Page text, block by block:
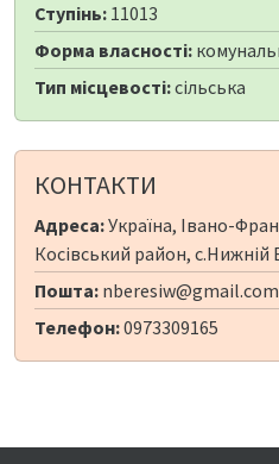
Ступінь: 11013
Форма власності:
Тип місцевості:сільська
КОНТАКТИ
Адреса:Україна, Івано-
Косівський район, с.Нижній
Пошта: nberesiw@gmail.com
Телефон:0973309165